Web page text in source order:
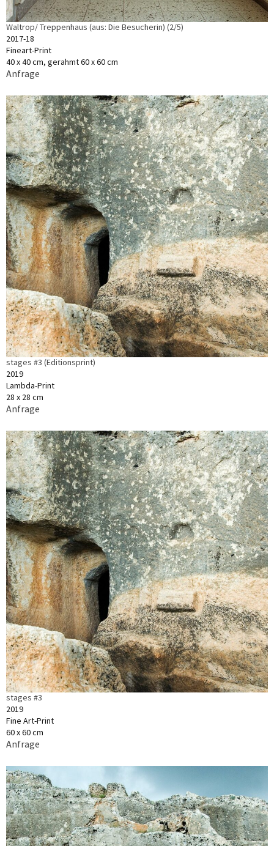
Waltrop/ Treppenhaus (aus: Die Besucherin) (2/5)
2017-18
Fineart-Print
40 x 40 cm, gerahmt 60 x 60 cm
Anfrage
stages #3 (Editionsprint)
2019
Lambda-Print
28 x 28 cm
Anfrage
stages #3
2019
Fine Art-Print
60 x 60 cm
Anfrage